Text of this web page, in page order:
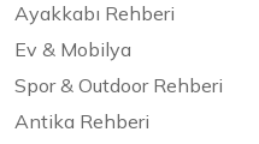
Ayakkabı Rehberi
Ev & Mobilya
Spor & Outdoor Rehberi
Antika Rehberi